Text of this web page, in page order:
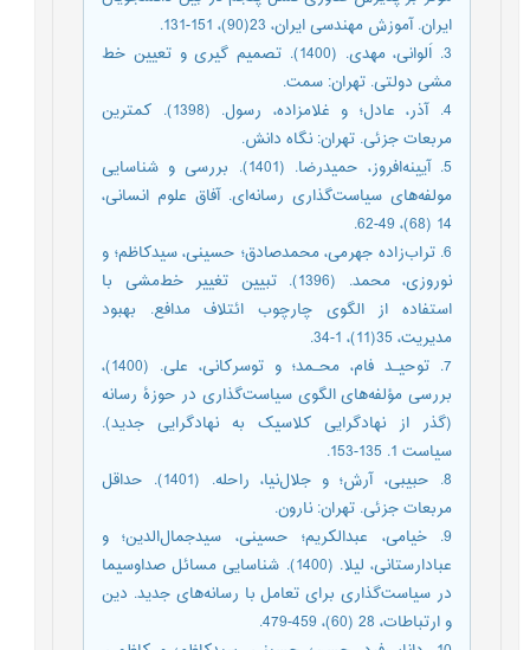
ایران. آموزش مهندسی ایران، 23(90)، 151-131.
3. اَلوانی، مهدی. (1400). تصمیم گیری و تعیین خط
مشی دولتی. تهران: سمت.
4. آذر، عادل؛ و غلامزاده، رسول. (1398). کمترین
مربعات جزئی. تهران: نگاه دانش.
5. آیینه‌افروز، حمیدرضا. (1401). بررسی و شناسایی
مولفه‌های سیاست‌گذاری رسانه‌ای. آفاق علوم انسانی،
14 (68)، 49-62.
6. تراب‌زاده‌ جهرمی، محمدصادق؛ حسینی، سیدکاظم؛ و
نوروزی، محمد. (1396). تبیین تغییر خط‌مشی با
استفاده از الگوی چارچوب ائتلاف مدافع. بهبود
مدیریت، 35(11)، 1-34.
7. توحیـد فام‌، محـمد؛ و توسرکانی، علی. (1400)‌،
بررسی مؤلفه‌های الگوی سیاست‌گذاری در حوزۀ رسانه
(گذر از نهادگرایی کلاسیک به نهادگرایی جدید).
سیاست 1. 135-153.
8. حبیبی، آرش؛ و جلال‌نیا، راحله. (1401). حداقل
مربعات جزئی. تهران: نارون.
9. خیامی، عبدالکریم؛ حسینی، سیدجمال‌الدین؛ و
عباد‌ارستانی، لیلا. (1400). شناسایی مسائل صداوسیما
در سیاست‌گذاری برای تعامل با رسانه‌های جدید. دین
و ارتباطات، 28 (60)، 459-479.